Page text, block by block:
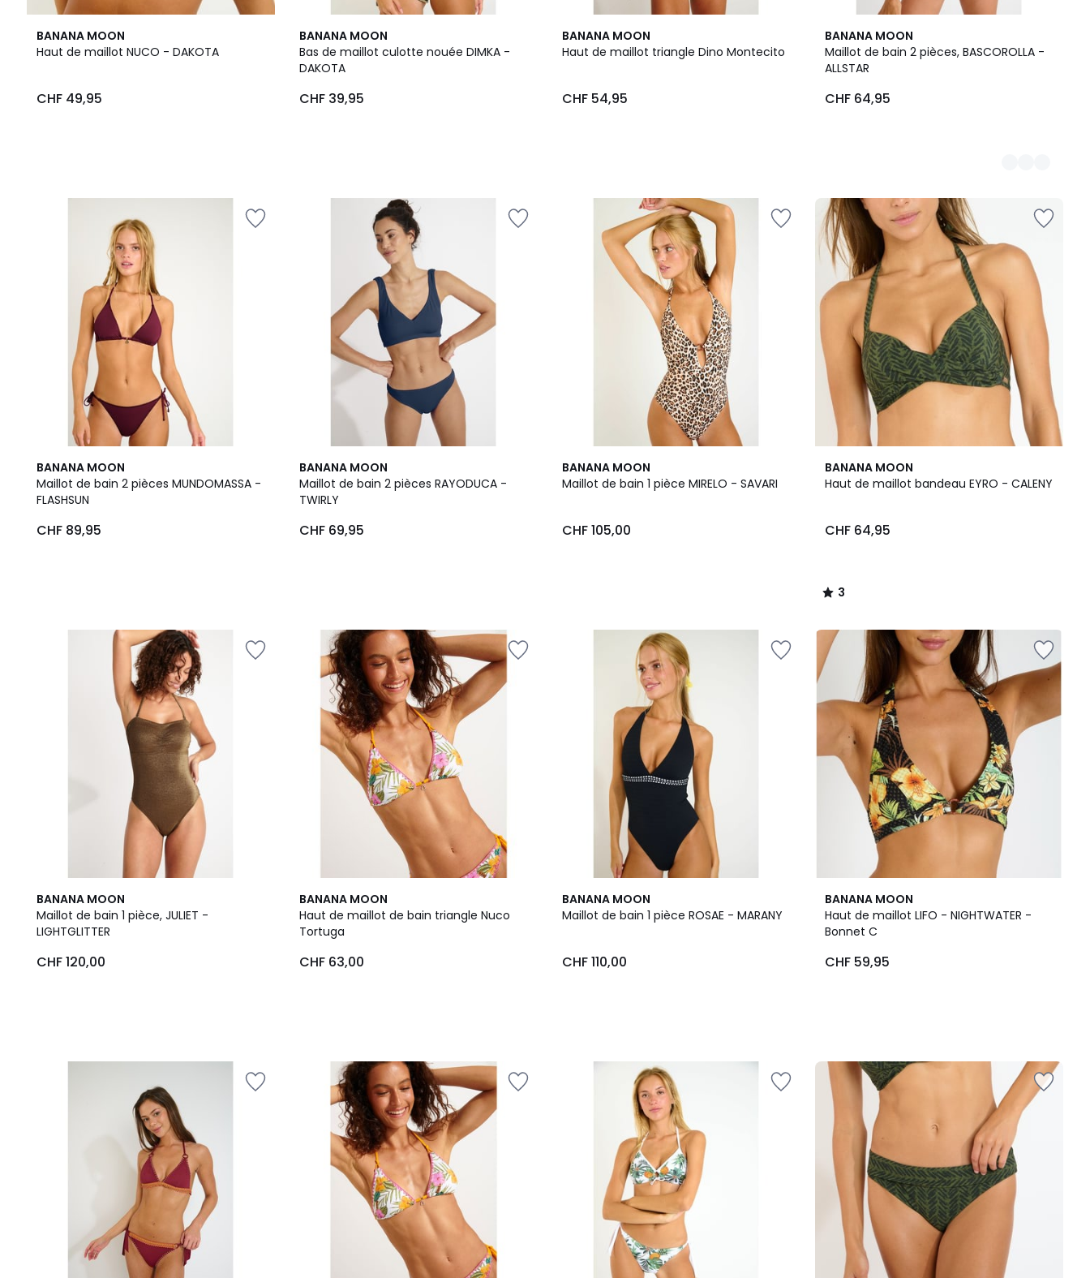
BANANA MOON
Haut de maillot NUCO - DAKOTA
49,95.
CHF 49,95
BANANA MOON
Bas de maillot culotte nouée DIMKA -
DAKOTA
CHF 39,95
BANANA MOON
Haut de maillot triangle Dino Montecito
CHF 54,95
BANANA MOON
Maillot de bain 2 pièces, BASCOROLLA -
ALLSTAR
CHF 64,95
2
Couleurs
BANANA MOON
Maillot de bain 2 pièces MUNDOMASSA -
FLASHSUN
CHF 89,95
BANANA MOON
Maillot de bain 2 pièces RAYODUCA -
TWIRLY
CHF 69,95
BANANA MOON
Maillot de bain 1 pièce MIRELO - SAVARI
CHF 105,00
BANANA MOON
Haut de maillot bandeau EYRO - CALENY
CHF 64,95
3
/
3
/
BANANA MOON
Maillot de bain 1 pièce, JULIET -
LIGHTGLITTER
CHF 120,00
BANANA MOON
Haut de maillot de bain triangle Nuco
Tortuga
CHF 63,00
BANANA MOON
Maillot de bain 1 pièce ROSAE - MARANY
CHF 110,00
BANANA MOON
Haut de maillot LIFO - NIGHTWATER -
Bonnet C
CHF 59,95